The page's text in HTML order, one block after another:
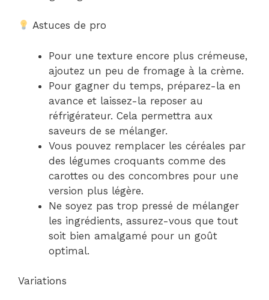
Astuces de pro
Pour une texture encore plus crémeuse,
ajoutez un peu de fromage à la crème.
Pour gagner du temps, préparez-la en
avance et laissez-la reposer au
réfrigérateur. Cela permettra aux
saveurs de se mélanger.
Vous pouvez remplacer les céréales par
des légumes croquants comme des
carottes ou des concombres pour une
version plus légère.
Ne soyez pas trop pressé de mélanger
les ingrédients, assurez-vous que tout
soit bien amalgamé pour un goût
optimal.
Variations